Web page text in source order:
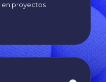
en proyectos